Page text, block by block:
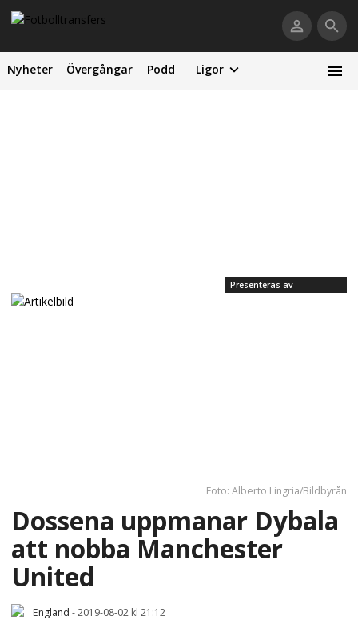
Nyheter Övergångar Podd Ligor
Presenteras av
Foto: Alberto Lingria/Bildbyrån
Dossena uppmanar Dybala
att nobba Manchester
United
England -2019-08-02 kl 21:12